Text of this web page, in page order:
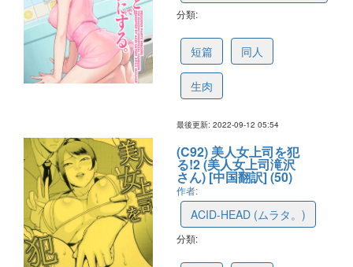
分類:
短篇 同人
生肉
最後更新: 2022-09-12 05:54
(C92) 美人女上司を犯
る!2 (美人女上司滝沢
さん) [中国翻訳] (50)
作者:
ACID-HEAD (ムラタ。)
分類: